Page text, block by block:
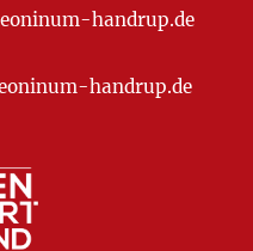
handrup.de
handrup.de